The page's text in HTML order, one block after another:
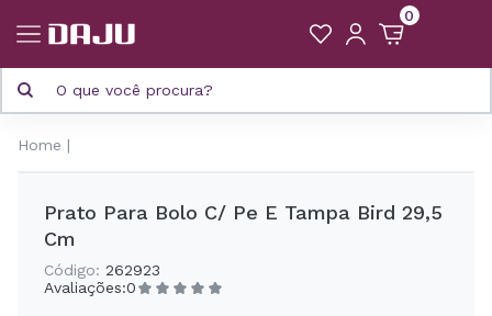
0
Home
Prato Para Bolo C/ Pe E Tampa Bird 29,5
Cm
Código: 262923
Avaliações:0